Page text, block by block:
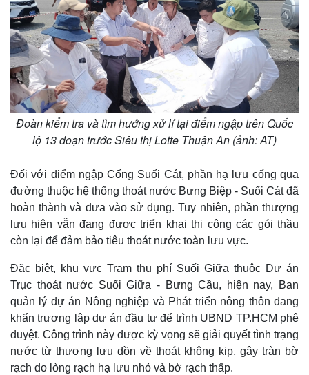
Thế giới
Quan sát
Cuộc sống đó đây
Hồ sơ
Multimedia
Video
E-Magazine
Infographic
Đoàn kiểm tra và tìm hướng xử lí tại điểm ngập trên Quốc
lộ 13 đoạn trước Siêu thị Lotte Thuận An (ảnh: AT)
Đối với điểm ngập Cống Suối Cát, phần hạ lưu cống qua
đường thuộc hệ thống thoát nước Bưng Biệp - Suối Cát đã
hoàn thành và đưa vào sử dụng. Tuy nhiên, phần thượng
lưu hiện vẫn đang được triển khai thi công các gói thầu
còn lại để đảm bảo tiêu thoát nước toàn lưu vực.
Đặc biệt, khu vực Trạm thu phí Suối Giữa thuộc Dự án
Trục thoát nước Suối Giữa - Bưng Cầu, hiện nay, Ban
quản lý dự án Nông nghiệp và Phát triển nông thôn đang
khẩn trương lập dự án đầu tư để trình UBND TP.HCM phê
duyệt. Công trình này được kỳ vọng sẽ giải quyết tình trạng
nước từ thượng lưu dồn về thoát không kịp, gây tràn bờ
rạch do lòng rạch hạ lưu nhỏ và bờ rạch thấp.